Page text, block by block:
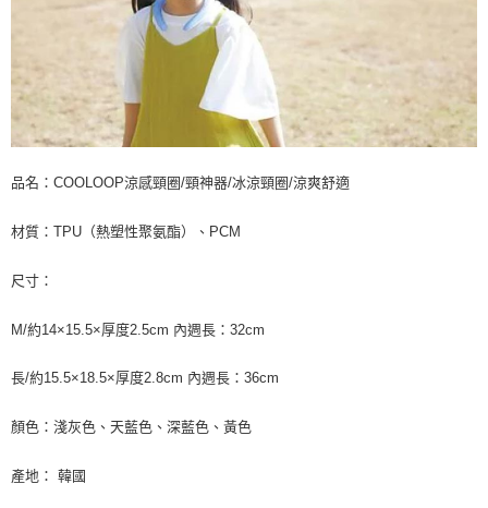
品名：COOLOOP涼感頸圈/頸神器/冰涼頸圈/涼爽舒適
材質：TPU（熱塑性聚氨酯）、PCM
尺寸：
M/約14×15.5×厚度2.5cm 內週長：32cm
長/約15.5×18.5×厚度2.8cm 內週長：36cm
顏色：淺灰色、天藍色、深藍色、黃色
產地： 韓國